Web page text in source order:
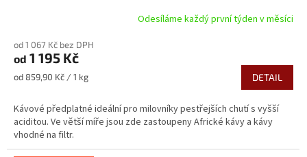
R
A
Odesíláme každý první týden v měsíci
od 1 067 Kč bez DPH
od 1 195 Kč
Měrná
od 859,90 Kč / 1 kg DETAIL
Kávové předplatné ideální pro milovníky pestřejších chutí s vyšší
aciditou. Ve větší míře jsou zde zastoupeny Africké kávy a kávy
vhodné na filtr.